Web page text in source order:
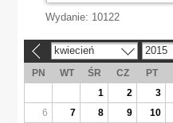
Wydanie: 10122
kwiecień 2015
PN WT ŚR CZ PT
1
2 3
6
7 8 9 10